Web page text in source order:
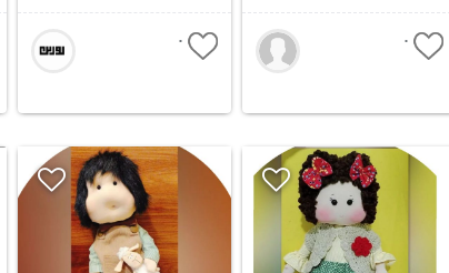
0
0